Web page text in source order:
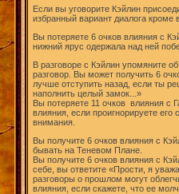
Если вы уговорите Кэйлин
избранный вариант диалога кроме
Вы потеряете 6 очков влияния с
нижний ярус одержала над ней
В разговоре с Кэйлин упомяните
разговор. Вы может получить 6
лучше отступить назад, если ты
наполнить целый замок...»
Вы потеряете 11 очков влияния с
влияния, если проигнорируете
внимания.
Вы получите 6 очков влияния с
бывать на Теневом Плане.
Вы получите 6 очков влияния с
себе, вы ответите «Прости, я
разговоры о прошлом могут
влияния, если скажете, что ее